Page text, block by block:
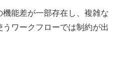
能差が一部存在し、複雑な
ワークフローでは制約が出